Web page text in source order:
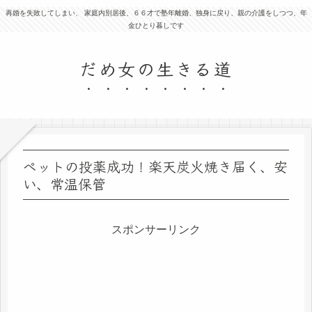
再婚を失敗してしまい、 家庭内別居後、６６才で塾年離婚、独身に戻り、親の介護をしつつ、年
金ひとり暮しです
だめ女の生きる道
ペットの投薬成功！楽天炭火焼き届く、安
い、常温保管
スポンサーリンク